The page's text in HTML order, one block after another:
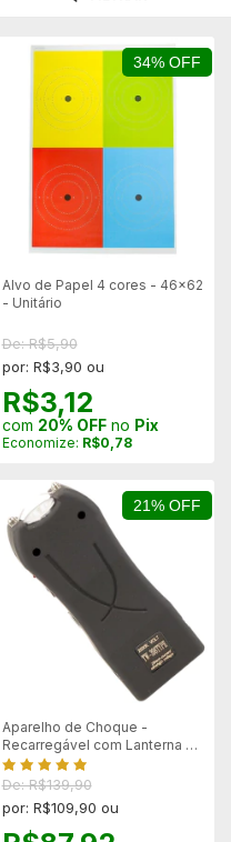
34% OFF
Alvo de Papel 4 cores - 46x62
- Unitário
De: R$5,90
por: R$3,90 ou
R$3,12
com 20% OFFno Pix
Economize: R$0,78
21% OFF
Aparelho de Choque -
Recarregável com Lanterna -
Mod 398/468
De: R$139,90
por: R$109,90 ou